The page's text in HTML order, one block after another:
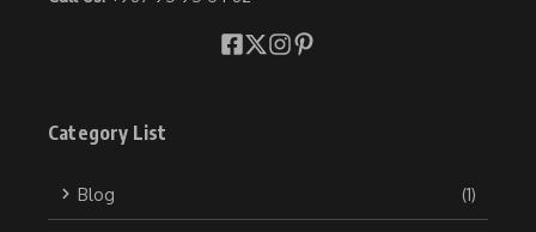
Category List
Blog (1)